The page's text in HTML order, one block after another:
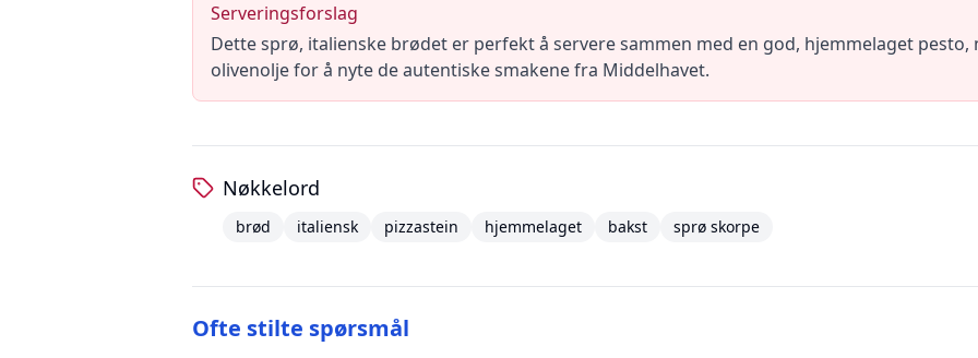
Serveringsforslag
Dette sprø, italienske brødet er perfekt å servere sammen med en god, hjemmelaget
olivenolje for å nyte de autentiske smakene fra Middelhavet.
Nøkkelord
brød italiensk pizzastein hjemmelaget bakst sprø skorpe
Ofte stilte spørsmål